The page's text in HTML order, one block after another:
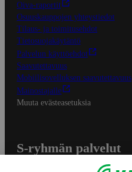
Oiva-raportit
Osuuskauppojen yhteystiedot
Tilaus- ja toimitusehdot
Tietosuojakäytäntö
Palvelun käyttöehdot
Saavutettavuus
Mobiilisovelluksen saavutettavuus
Mainostajalle
Muuta evästeasetuksia
S-ryhmän palvelut